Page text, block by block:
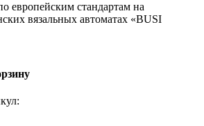
европейским стандартам на
вязальных автоматах «BUSI